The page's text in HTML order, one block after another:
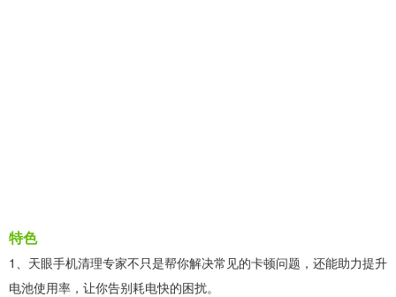
特色
1、天眼手机清理专家不只是帮你解决常见的卡顿问题，还能助力提升
电池使用率，让你告别耗电快的困扰。